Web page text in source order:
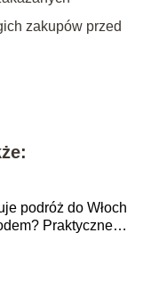
zakupów przed
podróż do Włoch
Praktyczne